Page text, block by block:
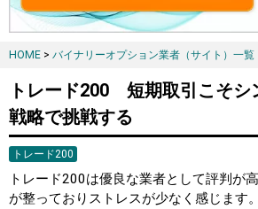
HOME > バイナリーオプション業者（サイト）一覧
トレード200 短期取引こそシ
戦略で挑戦する
トレード200
トレード200は優良な業者として評判が
が整っておりストレスが少なく感じます